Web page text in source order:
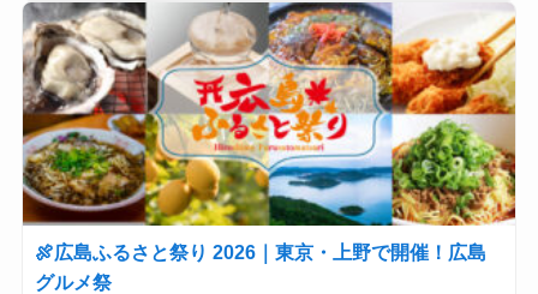
🍖広島ふるさと祭り 2026｜東京・上野で開催！広島
グルメ祭